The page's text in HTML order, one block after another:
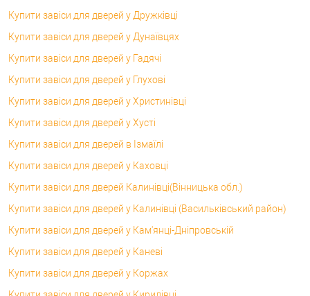
Купити завіси для дверей у Дружківці
Купити завіси для дверей у Дунаївцях
Купити завіси для дверей у Гадячі
Купити завіси для дверей у Глухові
Купити завіси для дверей у Христинівці
Купити завіси для дверей у Хусті
Купити завіси для дверей в Ізмаїлі
Купити завіси для дверей у Каховці
Купити завіси для дверей Калинівці(Вінницька обл.)
Купити завіси для дверей у Калинівці (Васильківський район)
Купити завіси для дверей у Кам'янці-Дніпровській
Купити завіси для дверей у Каневі
Купити завіси для дверей у Коржах